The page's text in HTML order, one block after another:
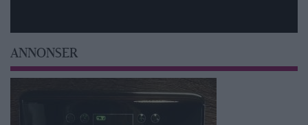
ANNONSER